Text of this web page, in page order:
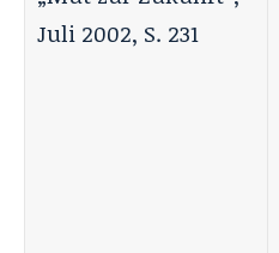
Juli 2002, S. 231